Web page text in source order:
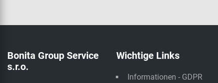
Bonita Group Service
s.r.o.
Wichtige Links
Informationen - GDPR